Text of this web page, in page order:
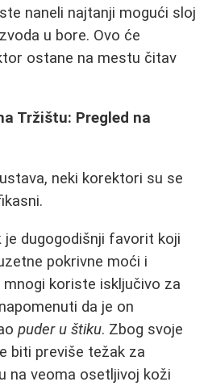
naneli najtanji mogući sloj
u bore. Ovo će
ostane na mestu čitav
Tržištu: Pregled na
neki korektori su se
je dugogodišnji favorit koji
pokrivne moći i
koriste isključivo za
da je on
puder u štiku. Zbog svoje
biti previše težak za
na veoma osetljivoj koži